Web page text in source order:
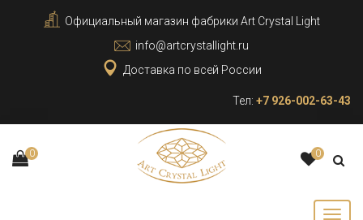
Официальный магазин фабрики Art Crystal Light
info@artcrystallight.ru
Доставка по всей России
Тел: +7 926-002-63-43
0 0